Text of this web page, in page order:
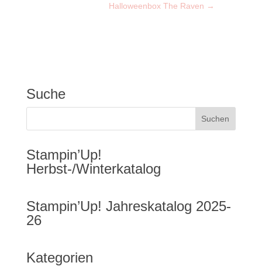
Halloweenbox The Raven →
Suche
Stampin’Up!
Herbst-/Winterkatalog
Stampin’Up! Jahreskatalog 2025-
26
Kategorien